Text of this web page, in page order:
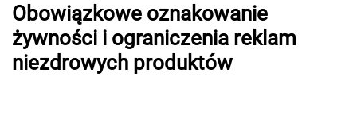
Obowiązkowe oznakowanie
żywności i ograniczenia reklam
niezdrowych produktów